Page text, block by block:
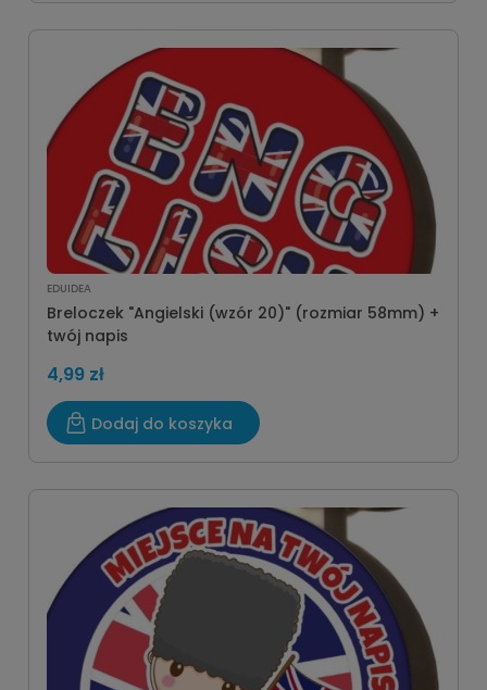
EDUIDEA
Breloczek "Angielski (wzór 20)" (rozmiar 58mm) +
twój napis
4,99 zł
Dodaj do koszyka